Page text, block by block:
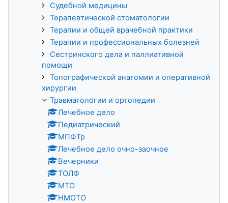
Судебной медицины
Терапевтической стоматологии
Терапии и общей врачебной практики
Терапии и профессиональных болезней
Сестринского дела и паллиативной
помощи
Топографической анатомии и оперативной
хирургии
Травматологии и ортопедии
Лечебное делo
Педиатрический
МПФТр
Лечебное делo очно-заочное
Вечерники
ТОЛФ
МТО
НМОТО